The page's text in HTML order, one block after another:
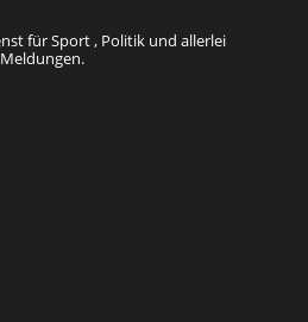
für Sport , Politik und allerlei
Meldungen.